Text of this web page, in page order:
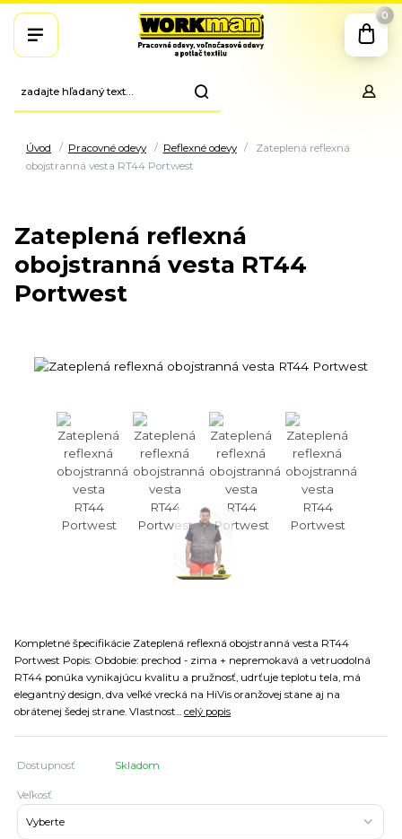
0
Úvod Pracovné odevy Reflexné odevy
Zateplená reflexná
obojstranná vesta RT44 Portwest
Zateplená reflexná
obojstranná vesta RT44
Portwest
Kompletné špecifikácie Zateplená reflexná obojstranná vesta RT44
Portwest Popis: Obdobie: prechod - zima + nepremokavá a vetruodolná
RT44 ponúka vynikajúcu kvalitu a pružnosť, udrťuje teplotu tela, má
elegantný design, dva veľké vrecká na HiVis oranžovej stane aj na
obrátenej šedej strane. Vlastnost... celý popis
Dostupnosť Skladom
Veľkosť